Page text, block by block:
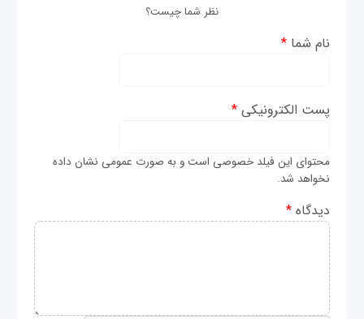
نظر شما چیست؟
نام شما*
پست الکترونیکی*
محتوای این فیلد خصوصی است و به صورت عمومی نشان داده
نخواهد شد.
دیدگاه*